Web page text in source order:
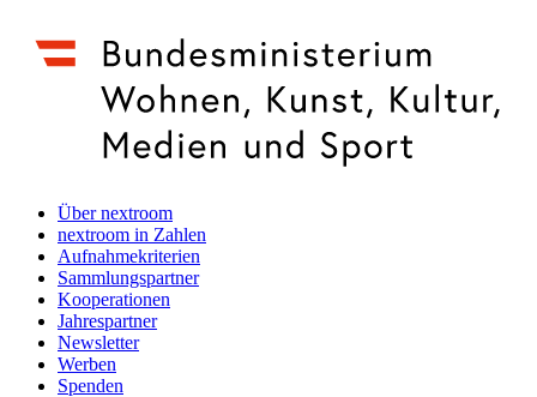
Über nextroom
nextroom in Zahlen
Aufnahmekriterien
Sammlungspartner
Kooperationen
Jahrespartner
Newsletter
Werben
Spenden